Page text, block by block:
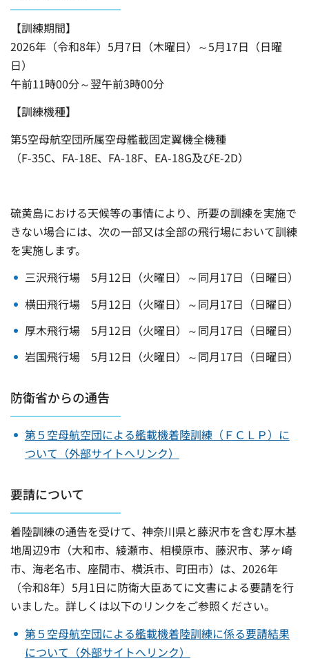
【訓練期間】
2026年（令和8年）5月7日（木曜日）～5月17日（日曜
日）
午前11時00分～翌午前3時00分
【訓練機種】
第5空母航空団所属空母艦載固定翼機全機種
（F-35C、FA-18E、FA-18F、EA-18G及びE-2D）
硫黄島における天候等の事情により、所要の訓練を実施で
きない場合には、次の一部又は全部の飛行場において訓練
を実施します。
三沢飛行場 5月12日（火曜日）～同月17日（日曜日）
横田飛行場 5月12日（火曜日）～同月17日（日曜日）
厚木飛行場 5月12日（火曜日）～同月17日（日曜日）
岩国飛行場 5月12日（火曜日）～同月17日（日曜日）
防衛省からの通告
第５空母航空団による艦載機着陸訓練（ＦＣＬＰ）に
ついて（外部サイトへリンク）
要請について
着陸訓練の通告を受けて、神奈川県と藤沢市を含む厚木基
地周辺9市（大和市、綾瀬市、相模原市、藤沢市、茅ヶ崎
市、海老名市、座間市、横浜市、町田市）は、2026年
（令和8年）5月1日に防衛大臣あてに文書による要請を行
いました。詳しくは以下のリンクをご参照ください。
第５空母航空団による艦載機着陸訓練に係る要請結果
について（外部サイトへリンク）